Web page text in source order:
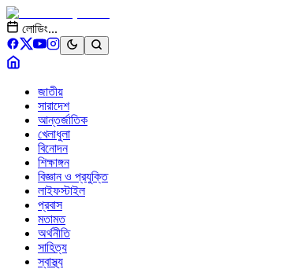
লোডিং...
জাতীয়
সারাদেশ
আন্তর্জাতিক
খেলাধুলা
বিনোদন
শিক্ষাঙ্গন
বিজ্ঞান ও প্রযুক্তি
লাইফস্টাইল
প্রবাস
মতামত
অর্থনীতি
সাহিত্য
স্বাস্থ্য